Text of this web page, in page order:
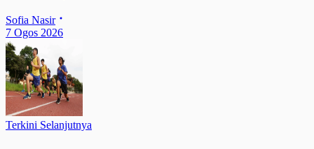
Sofia Nasir
7 Ogos 2026
Terkini Selanjutnya